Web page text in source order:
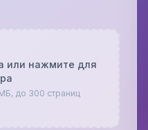
или нажмите для
до 300 страниц